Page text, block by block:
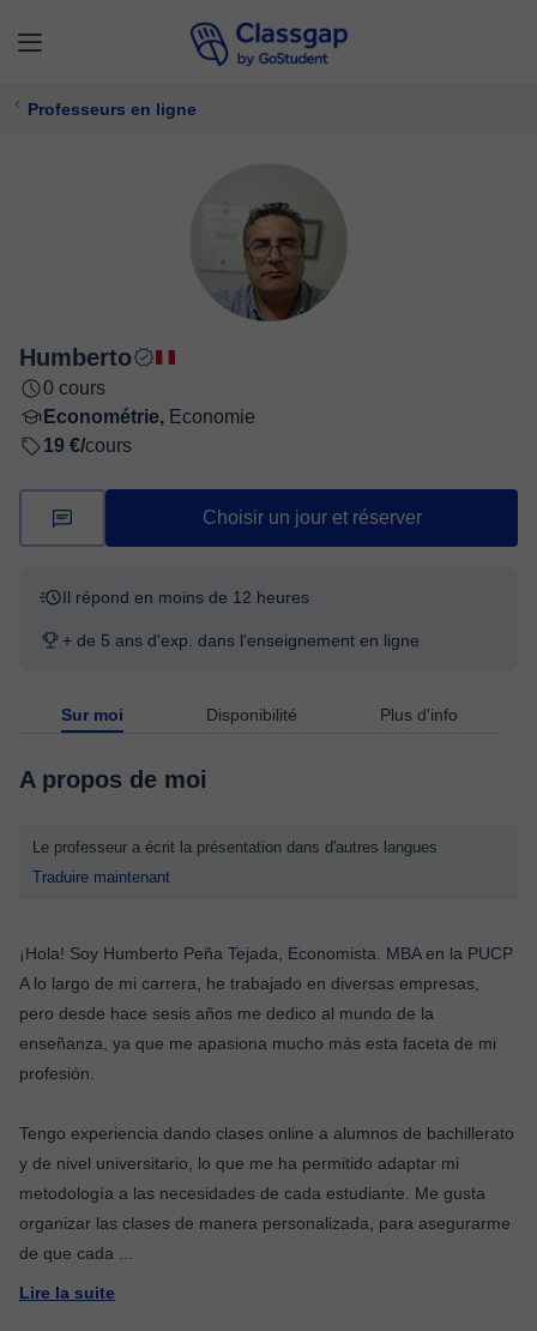
Professeurs en ligne
Humberto
0 cours
Econométrie, Economie
19 €/cours
Choisir un jour et réserver
Il répond en moins de 12 heures
+ de 5 ans d'exp. dans l'enseignement en ligne
Sur moi Disponibilité Plus d'info
A propos de moi
Le professeur a écrit la présentation dans d'autres langues
Traduire maintenant
¡Hola! Soy Humberto Peña Tejada, Economista. MBA en la PUCP
A lo largo de mi carrera, he trabajado en diversas empresas,
pero desde hace sesis años me dedico al mundo de la
enseñanza, ya que me apasiona mucho más esta faceta de mi
profesión.
Tengo experiencia dando clases online a alumnos de bachillerato
y de nivel universitario, lo que me ha permitido adaptar mi
metodología a las necesidades de cada estudiante. Me gusta
organizar las clases de manera personalizada, para asegurarme
de que cada
Lire la suite